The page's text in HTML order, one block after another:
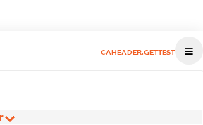
CAHEADER.GETTEST